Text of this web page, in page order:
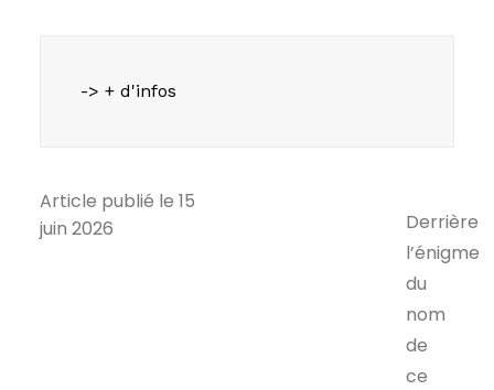
-> + d'infos
Derrière
l’énigme
du
nom
de
ce
Article publié le 15
juin 2026